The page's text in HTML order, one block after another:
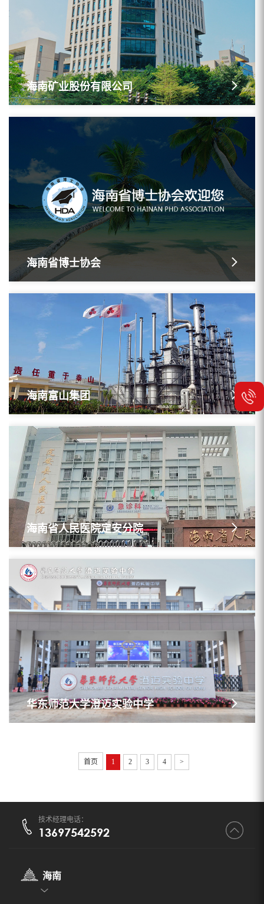
海南矿业股份有限公司
海南省博士协会
海南富山集团
海南省人民医院定安分院
华东师范大学澄迈实验中学
首页 1 2 3 4 >
技术经理电话：
13697542592
海南